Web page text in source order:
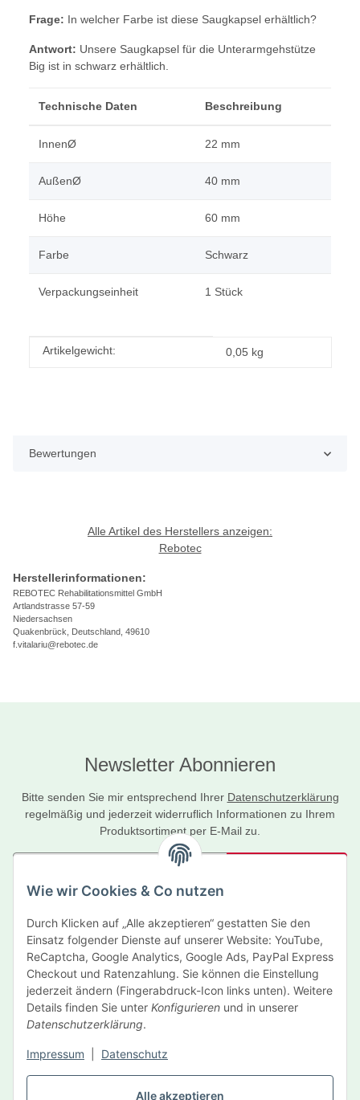
Alle akzeptieren
Wie wir Cookies & Co nutzen
Durch Klicken auf „Alle akzeptieren“ gestatten Sie den
Einsatz folgender Dienste auf unserer Website: YouTube,
ReCaptcha, Google Analytics, Google Ads, PayPal Express
Checkout und Ratenzahlung. Sie können die Einstellung
jederzeit ändern (Fingerabdruck-Icon links unten). Weitere
Details finden Sie unter Konfigurieren und in unserer
Datenschutzerklärung.
Impressum Datenschutz
Frage: In welcher Farbe ist diese Saugkapsel erhältlich?
Antwort: Unsere Saugkapsel für die Unterarmgehstütze
Big ist in schwarz erhältlich.
Technische Daten Beschreibung
InnenØ 22 mm
AußenØ 40 mm
Höhe 60 mm
Farbe Schwarz
Verpackungseinheit 1 Stück
Produkteigenschaft
Wert
Artikelgewicht: 0,05 kg
Bewertungen
Alle Artikel des Herstellers anzeigen:
Rebotec
Herstellerinformationen:
REBOTEC Rehabilitationsmittel GmbH
Artlandstrasse 57-59
Niedersachsen
Quakenbrück, Deutschland, 49610
f.vitalariu@rebotec.de
Newsletter Abonnieren
Bitte senden Sie mir entsprechend Ihrer Datenschutzerklärung
regelmäßig und jederzeit widerruflich Informationen zu Ihrem
Produktsortiment per E-Mail zu.
Newsletter Abonnieren
Informationen
Gesetzliche Informationen
Hersteller
Vertrag widerrufen